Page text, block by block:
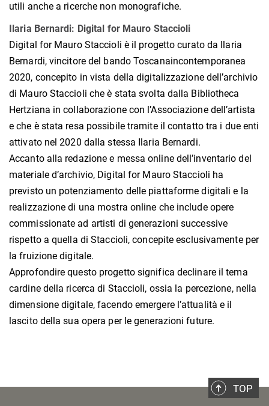
utili anche a ricerche non monografiche.
Ilaria Bernardi: Digital for Mauro Staccioli
Digital for Mauro Staccioli è il progetto curato da Ilaria
Bernardi, vincitore del bando Toscanaincontemporanea
2020, concepito in vista della digitalizzazione dell’archivio
di Mauro Staccioli che è stata svolta dalla Bibliotheca
Hertziana in collaborazione con l’Associazione dell’artista
e che è stata resa possibile tramite il contatto tra i due enti
attivato nel 2020 dalla stessa Ilaria Bernardi.
Accanto alla redazione e messa online dell’inventario del
materiale d’archivio, Digital for Mauro Staccioli ha
previsto un potenziamento delle piattaforme digitali e la
realizzazione di una mostra online che include opere
commissionate ad artisti di generazioni successive
rispetto a quella di Staccioli, concepite esclusivamente per
la fruizione digitale.
Approfondire questo progetto significa declinare il tema
cardine della ricerca di Staccioli, ossia la percezione, nella
dimensione digitale, facendo emergere l’attualità e il
lascito della sua opera per le generazioni future.
TOP